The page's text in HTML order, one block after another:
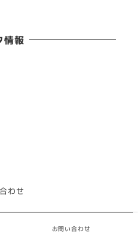
情報
わせ
All rights reserved.
お問い合わせ